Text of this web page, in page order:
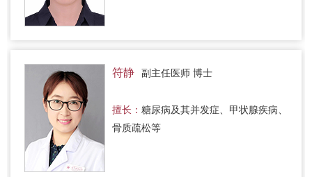
符静 副主任医师 博士
擅长： 糖尿病及其并发症、甲状腺疾病、
骨质疏松等